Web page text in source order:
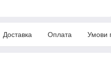
Доставка Оплата Умови